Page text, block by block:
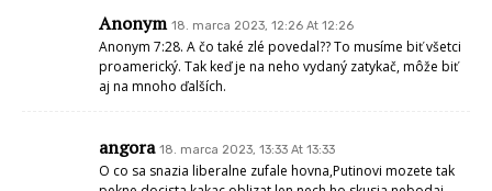
Anonym 18. marca 2023, 12:26 At 12:26
Anonym 7:28. A čo také zlé povedal?? To musíme biť všetci
proamerický. Tak keď je na neho vydaný zatykač, môže biť
aj na mnoho ďalších.
angora 18. marca 2023, 13:33 At 13:33
O co sa snazia liberalne zufale hovna,Putinovi mozete tak